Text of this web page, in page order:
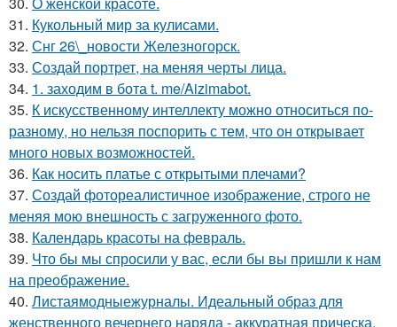
31. Кукольный мир за кулисами.
32. Снг 26\_новости Железногорск.
33. Создай портрет, на меняя черты лица.
34. 1. заходим в бота t. me/Aizimabot.
35. К искусственному интеллекту можно относиться по-
разному, но нельзя поспорить с тем, что он открывает
много новых возможностей.
36. Как носить платье с открытыми плечами?
37. Создай фотореалистичное изображение, строго не
меняя мою внешность с загруженного фото.
38. Календарь красоты на февраль.
39. Что бы мы спросили у вас, если бы вы пришли к нам
на преображение.
40. Листаямодныежурналы. Идеальный образ для
женственного вечернего наряда - аккуратная прическа,